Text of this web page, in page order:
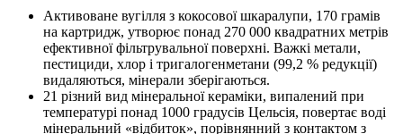
Активоване вугілля з кокосової шкаралупи, 170 грамів
на картридж, утворює понад 270 000 квадратних метрів
ефективної фільтрувальної поверхні. Важкі метали,
пестициди, хлор і тригалогенметани (99,2 % редукції)
видаляються, мінерали зберігаються.
21 різний вид мінеральної кераміки, випалений при
температурі понад 1000 градусів Цельсія, повертає воді
мінеральний «відбиток», порівнянний з контактом з